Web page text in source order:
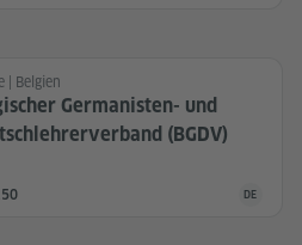
| Belgien
Germanisten- und
(BGDV)
Die
DEUTSCH
DE